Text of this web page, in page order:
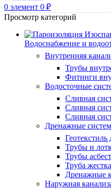
0 элемент 0 ₽
Просмотр категорий
Водоснабжение и
Внутренняя
Трубы
Фитинги
Водосточные
Сливная
Сливная
Сливная
Дренажные
Трубы и
Трубы
Труба
Дренажные
Наружная